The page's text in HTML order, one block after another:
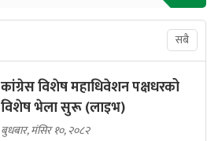
सबै
कांग्रेस विशेष महाधिवेशन पक्षधरको
विशेष भेला सुरू (लाइभ)
बुधबार, मंसिर १०, २०८२